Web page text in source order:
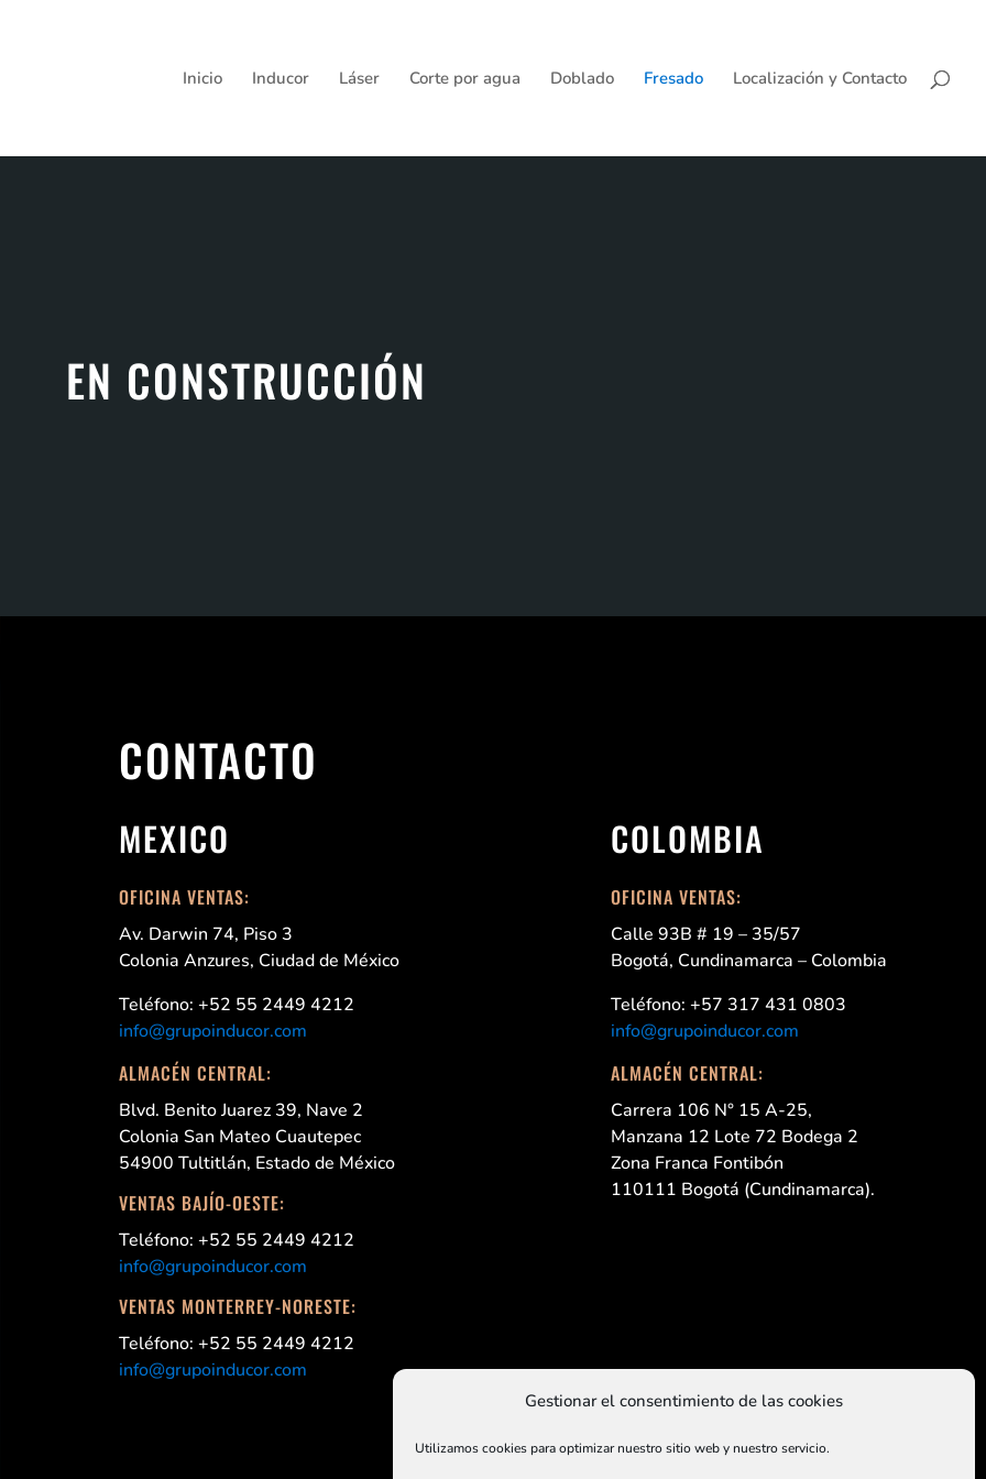
Gestionar el consentimiento de las cookies
Utilizamos cookies para optimizar nuestro sitio web y nuestro servicio.
Inicio Inducor Láser Corte por agua Doblado Fresado Localización y Contacto
EN CONSTRUCCIÓN
CONTACTO
MEXICO
OFICINA VENTAS:
Av. Darwin 74, Piso 3
Colonia Anzures, Ciudad de México
Teléfono: +52 55 2449 4212
info@grupoinducor.com
ALMACÉN CENTRAL:
Blvd. Benito Juarez 39, Nave 2
Colonia San Mateo Cuautepec
54900 Tultitlán, Estado de México
VENTAS BAJÍO-OESTE:
Teléfono: +52 55 2449 4212
info@grupoinducor.com
VENTAS MONTERREY-NORESTE:
Teléfono: +52 55 2449 4212
info@grupoinducor.com
COLOMBIA
OFICINA VENTAS:
Calle 93B # 19 – 35/57
Bogotá, Cundinamarca – Colombia
Teléfono: +57 317 431 0803
info@grupoinducor.com
ALMACÉN CENTRAL:
Carrera 106 N° 15 A-25,
Manzana 12 Lote 72 Bodega 2
Zona Franca Fontibón
110111 Bogotá (Cundinamarca).